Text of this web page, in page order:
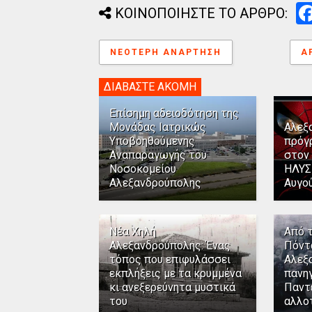
ΚΟΙΝΟΠΟΙΗΣΤΕ ΤΟ ΑΡΘΡΟ:
ΝΕΌΤΕΡΗ ΑΝΆΡΤΗΣΗ
ΔΙΑΒΑΣΤΕ ΑΚΟΜΗ
Επίσημη αδειοδότηση της
Μονάδας Ιατρικώς
Υποβοηθούμενης
Αναπαραγωγής του
Νοσοκομείου
Αλεξανδρούπολης
στον
Νέα Χηλή
Αλεξανδρούπολης: Ένας
τόπος που επιφυλάσσει
εκπλήξεις με τα κρυμμένα
κι ανεξερεύνητα μυστικά
του
Από